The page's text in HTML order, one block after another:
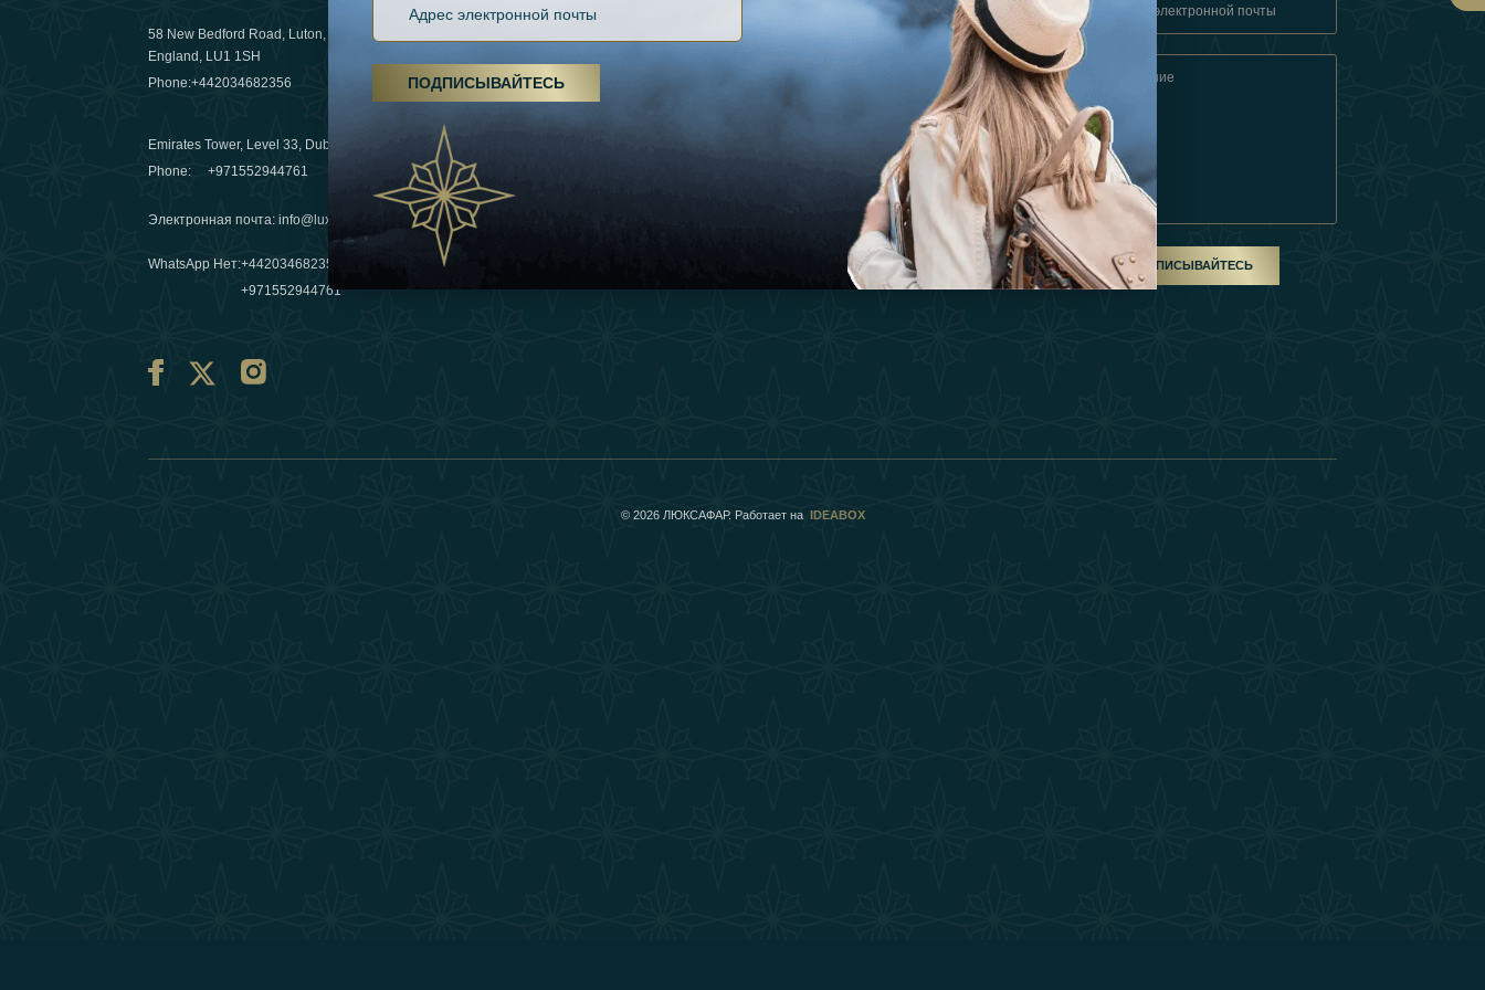
58 New Bedford Road, Luton,
England, LU1 1SH
Phone:+442034682356
Emirates Tower, Level 33, Dubai, UAE
Phone:+971552944761
Электронная почта:info@luxafar.com
WhatsApp Нет:+442034682356
+971552944761
Пешие походы, спа-процедуры и йога: ОАЭ
становятся велнес-центром
03 April 2025
Зимние путешествия для
путешественников из Эмиратов:
переопределение роскошного путешествия
10 March 2025
Вдохновения
Опыт
Файлов Cookie
Положения И Условия
Станьте Партнером
Our Team
ПОДПИСЫВАЙТЕСЬ
© 2026 ЛЮКСАФАР. Работает на IDEABOX
ПОДПИСЫВАЙТЕСЬ